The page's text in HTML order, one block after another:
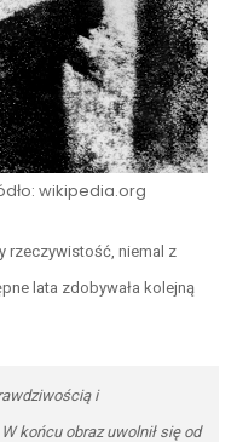
wikipedia.org
rzeczywistość , niemal z
lata zdobywała kolejną
i
końcu obraz uwolnił się od